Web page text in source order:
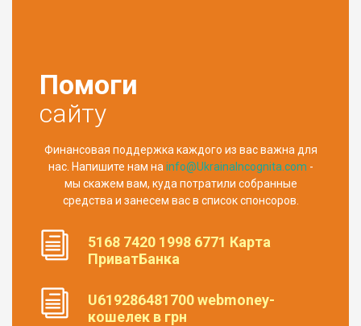
Помоги
сайту
Финансовая поддержка каждого из вас важна для
нас. Напишите нам на info@UkrainaIncognita.com -
мы скажем вам, куда потратили собранные
средства и занесем вас в список спонсоров.
5168 7420 1998 6771 Карта
ПриватБанка
U619286481700 webmoney-
кошелек в грн